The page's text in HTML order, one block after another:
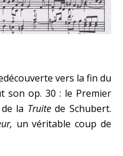
vers la fin du
son op. 30 : le Premier
la Truitede Schubert.
un véritable coup de